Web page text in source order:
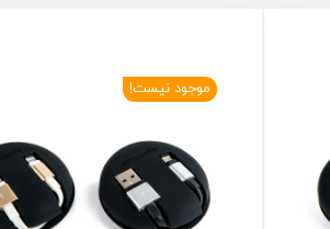
موجود نیست!